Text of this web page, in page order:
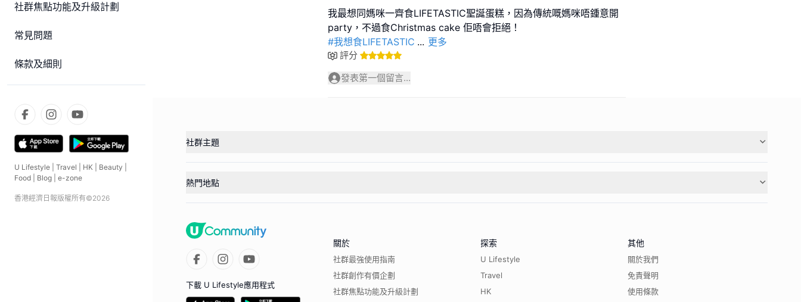
社群焦點功能及升級計劃
常見問題
條款及細則
U Lifestyle Travel HK Beauty
Food
Blog e-zone
香港經濟日報版權所有©2026
我最想同媽咪一齊食LIFETASTIC聖誕蛋糕，因為傳統嘅媽咪唔鍾意開
#我想食LIFETASTIC ... 更多
評分
發表第一個留言...
社群主題
熱門地點
下載 U Lifestyle應用程式
關於
社群最強使用指南
社群創作有價企劃
社群焦點功能及升級計劃
探索
U Lifestyle
Travel
HK
其他
關於我們
免責聲明
使用條款